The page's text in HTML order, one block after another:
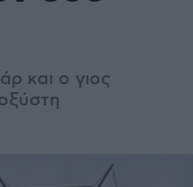
και ο γιος